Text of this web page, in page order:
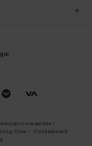
|
Crew |
Cookiebeleid